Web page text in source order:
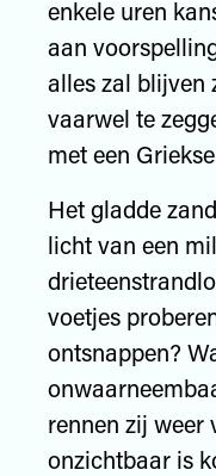
enkele uren
aan
alles zal blijven
vaarwel te
met een
Het gladde
licht van een
voetjes
ontsnappen?
rennen zij weer
onzichtbaar is